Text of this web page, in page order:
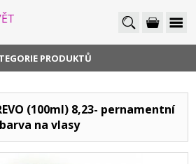
PRODUKTŮ
(100ml) 8,23- pernamentní
barva na vlasy